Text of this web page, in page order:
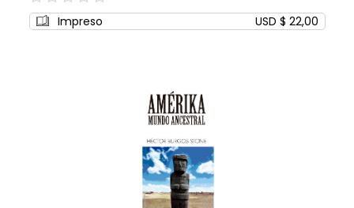
0%
Impreso USD $ 22,00